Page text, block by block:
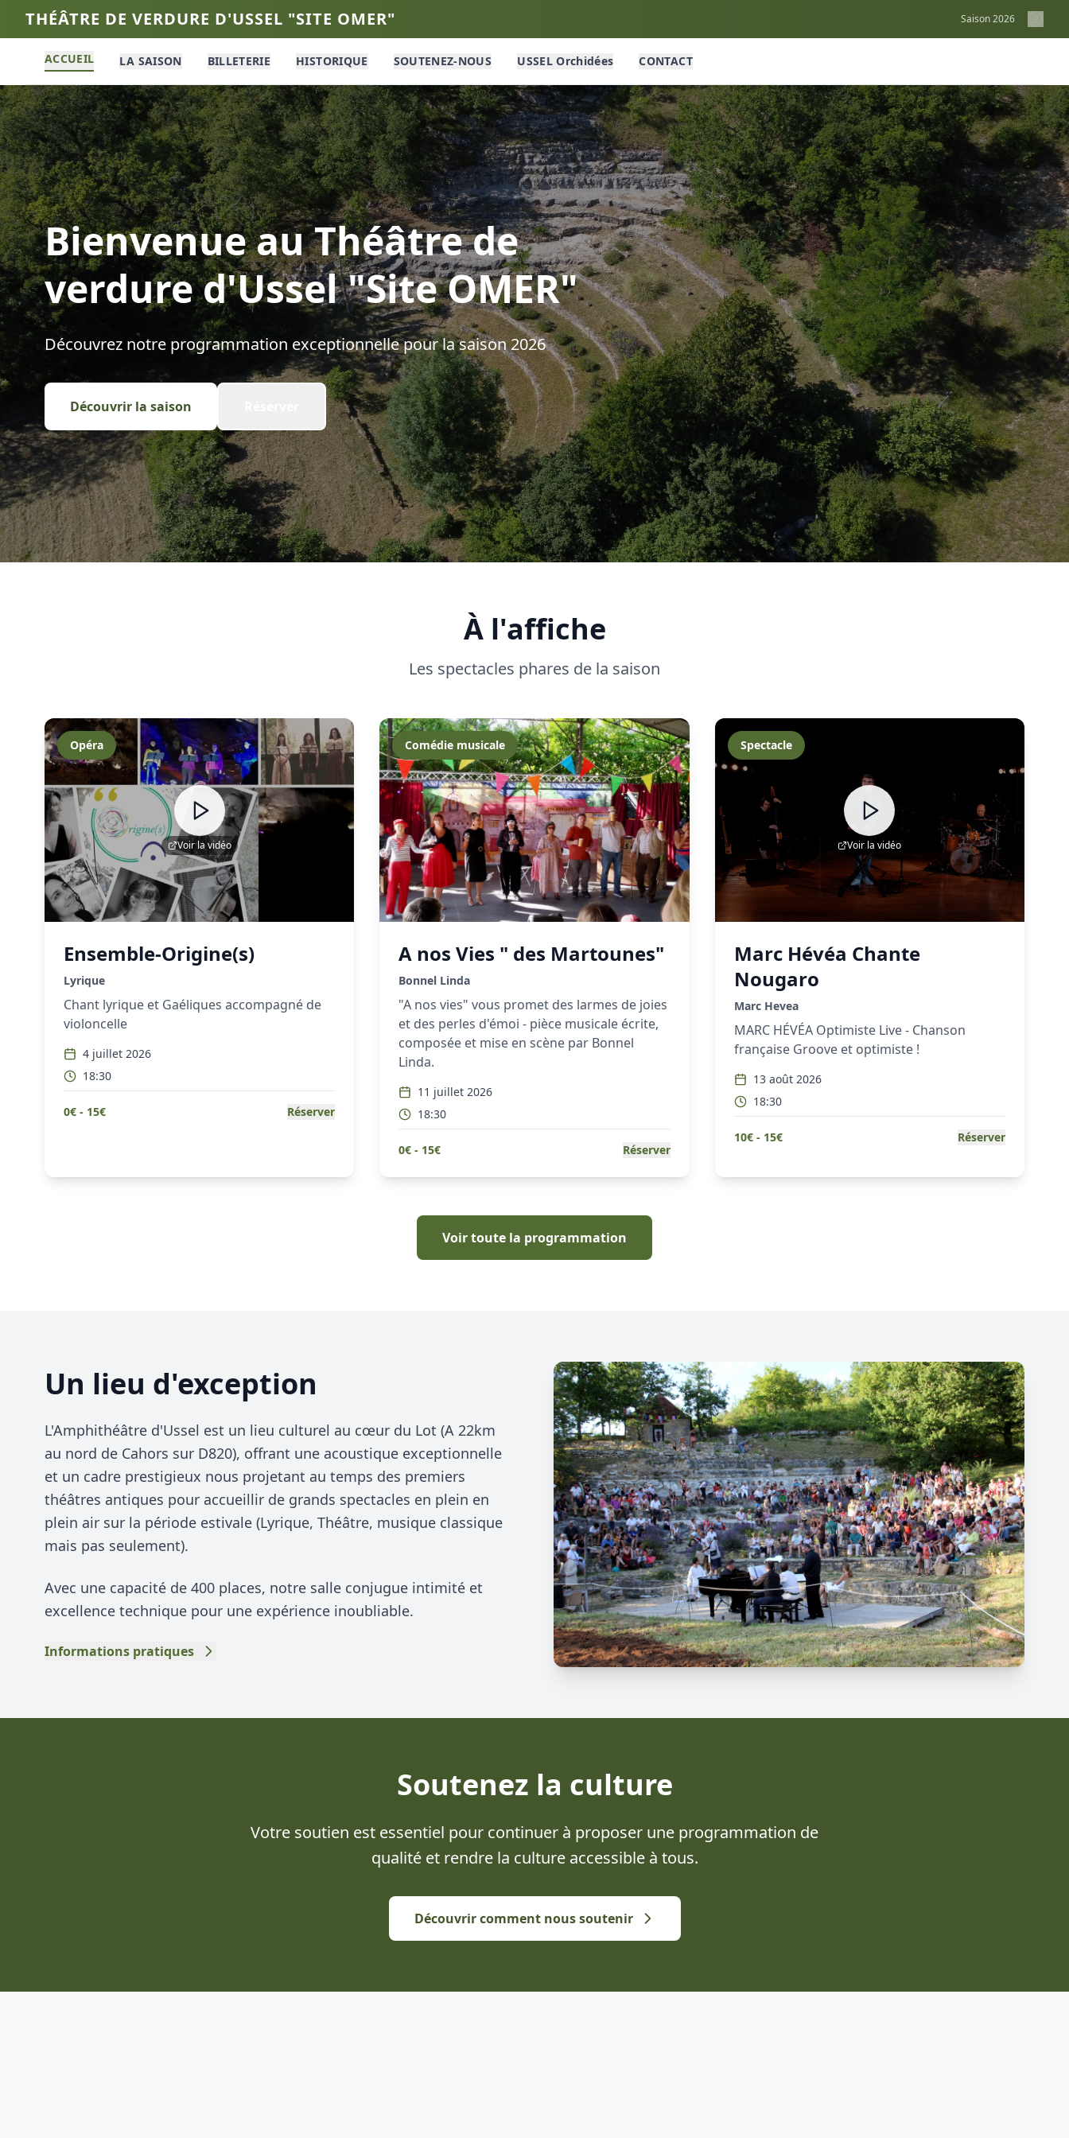
THÉÂTRE DE VERDURE D'USSEL "SITE OMER" Saison2026
ACCUEIL LA SAISON BILLETERIE HISTORIQUE SOUTENEZ-NOUS USSEL Orchidées CONTACT
Bienvenue auThéâtre de
verdure d'Ussel "Site OMER"
Découvrez notre programmation exceptionnelle pour la saison2026
Découvrir la saison
À l'affiche
Les spectacles phares de la saison
Voir la vidéo
Opéra
Ensemble-Origine(s)
Lyrique
Chant lyrique et Gaéliques accompagné de
violoncelle
4 juillet 2026
18:30
0€ - 15€ Réserver
Comédie musicale
A nos Vies " des Martounes"
Bonnel Linda
"A nos vies" vous promet des larmes de joies
et des perles d'émoi - pièce musicale écrite,
composée et mise en scène par Bonnel
Linda.
11 juillet 2026
18:30
0€ - 15€ Réserver
Voir la vidéo
Spectacle
Marc Hévéa Chante
Nougaro
Marc Hevea
MARC HÉVÉA Optimiste Live - Chanson
française Groove et optimiste !
13 août 2026
18:30
10€ - 15€ Réserver
Voir toute la programmation
Un lieu d'exception
L'Amphithéâtre d'Ussel est un lieu culturel au cœur du Lot (A 22km
au nord de Cahors sur D820), offrant une acoustique exceptionnelle
et un cadre prestigieux nous projetant au temps des premiers
théâtres antiques pour accueillir de grands spectacles en plein en
plein air sur la période estivale (Lyrique, Théâtre, musique classique
mais pas seulement).
Avec une capacité de 400 places, notre salle conjugue intimité et
excellence technique pour une expérience inoubliable.
Informations pratiques
Soutenez la culture
Votre soutien est essentiel pour continuer à proposer une programmation de
qualité et rendre la culture accessible à tous.
Découvrir comment nous soutenir